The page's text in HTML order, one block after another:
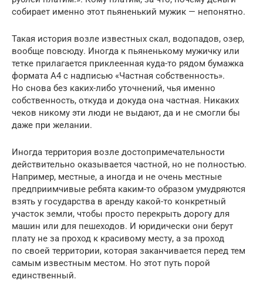
собирает именно этот пьяненький мужик — непонятно.
Такая история возле известных скал, водопадов, озер,
вообще повсюду. Иногда к пьяненькому мужичку или
тетке прилагается приклеенная куда-то рядом бумажка
формата А4 с надписью «Частная собственность».
Но снова без каких-либо уточнений, чья именно
собственность, откуда и докуда она частная. Никаких
чеков никому эти люди не выдают, да и не смогли бы
даже при желании.
Иногда территория возле достопримечательности
действительно оказывается частной, но не полностью.
Например, местные, а иногда и не очень местные
предприимчивые ребята каким-то образом умудряются
взять у государства в аренду какой-то конкретный
участок земли, чтобы просто перекрыть дорогу для
машин или для пешеходов. И юридически они берут
плату не за проход к красивому месту, а за проход
по своей территории, которая заканчивается перед тем
самым известным местом. Но этот путь порой
единственный.